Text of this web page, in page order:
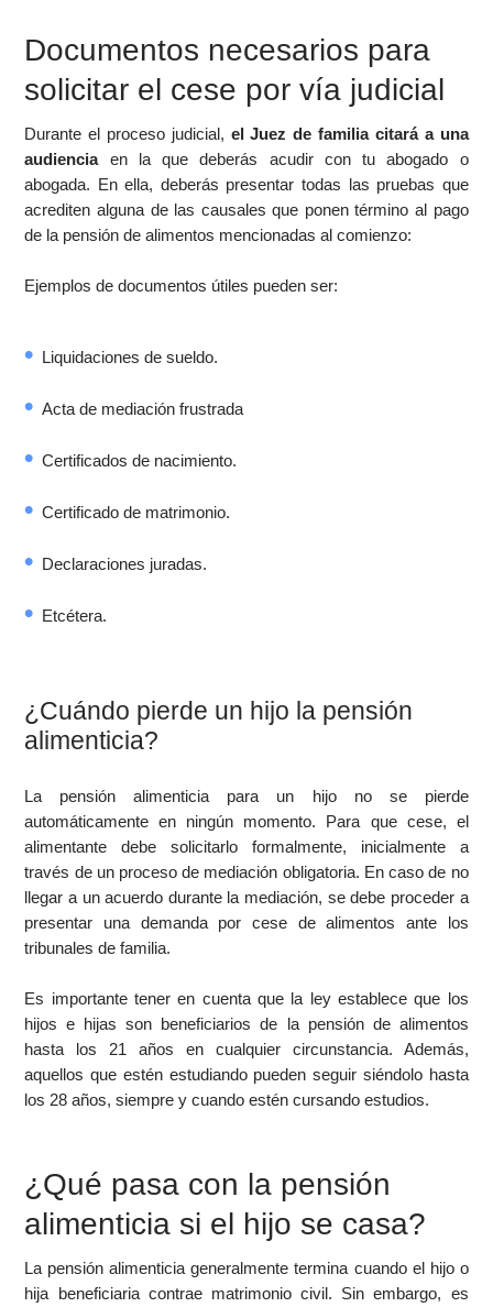
Documentos necesarios para
solicitar el cese por vía judicial
Durante el proceso judicial, el Juez de familia citará a una
audienciaen la que deberás acudir con tu abogado o
abogada. En ella, deberás presentar todas las pruebas que
acrediten alguna de las causales que ponen término al pago
de la pensión de alimentos mencionadas al comienzo:
Ejemplos de documentos útiles pueden ser:
Liquidaciones de sueldo.
Acta de mediación frustrada
Certificados de nacimiento.
Certificado de matrimonio.
Declaraciones juradas.
Etcétera.
¿Cuándo pierde un hijo la pensión
alimenticia?
La pensión alimenticia para un hijo no se pierde
automáticamente en ningún momento. Para que cese, el
alimentante debe solicitarlo formalmente, inicialmente a
través de un proceso de mediación obligatoria. En caso de no
llegar a un acuerdo durante la mediación, se debe proceder a
presentar una demanda por cese de alimentos ante los
tribunales de familia.
Es importante tener en cuenta que la ley establece que los
hijos e hijas son beneficiarios de la pensión de alimentos
hasta los 21 años en cualquier circunstancia. Además,
aquellos que estén estudiando pueden seguir siéndolo hasta
los 28 años, siempre y cuando estén cursando estudios.
¿Qué pasa con la pensión
alimenticia si el hijo se casa?
La pensión alimenticia generalmente termina cuando el hijo o
hija beneficiaria contrae matrimonio civil. Sin embargo, es